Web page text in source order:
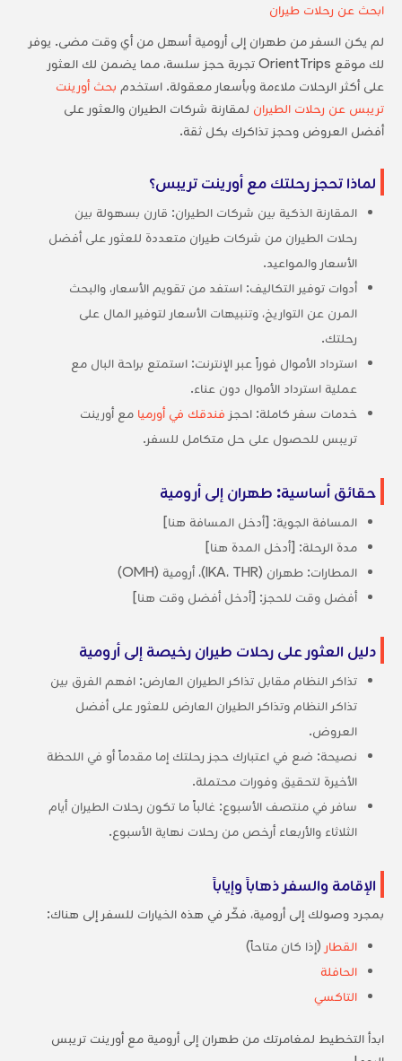
ابحث عن رحلات طيران
لم يكن السفر من طهران إلى أرومية أسهل من أي وقت مضى. يوفر
لك موقع OrientTrips تجربة حجز سلسة، مما يضمن لك العثور
على أكثر الرحلات ملاءمة وبأسعار معقولة. استخدم بحث أورينت
تريبس عن رحلات الطيران لمقارنة شركات الطيران والعثور على
أفضل العروض وحجز تذاكرك بكل ثقة.
لماذا تحجز رحلتك مع أورينت تريبس؟
المقارنة الذكية بين شركات الطيران: قارن بسهولة بين
رحلات الطيران من شركات طيران متعددة للعثور على أفضل
الأسعار والمواعيد.
أدوات توفير التكاليف: استفد من تقويم الأسعار، والبحث
المرن عن التواريخ، وتنبيهات الأسعار لتوفير المال على
رحلتك.
استرداد الأموال فوراً عبر الإنترنت: استمتع براحة البال مع
عملية استرداد الأموال دون عناء.
خدمات سفر كاملة: احجز فندقك في أورميا مع أورينت
تريبس للحصول على حل متكامل للسفر.
حقائق أساسية: طهران إلى أرومية
المسافة الجوية: [أدخل المسافة هنا]
مدة الرحلة: [أدخل المدة هنا]
المطارات: طهران (IKA، THR)، أرومية (OMH)
أفضل وقت للحجز: [أدخل أفضل وقت هنا]
دليل العثور على رحلات طيران رخيصة إلى أرومية
تذاكر النظام مقابل تذاكر الطيران العارض: افهم الفرق بين
تذاكر النظام وتذاكر الطيران العارض للعثور على أفضل
العروض.
نصيحة: ضع في اعتبارك حجز رحلتك إما مقدماً أو في اللحظة
الأخيرة لتحقيق وفورات محتملة.
سافر في منتصف الأسبوع: غالباً ما تكون رحلات الطيران أيام
الثلاثاء والأربعاء أرخص من رحلات نهاية الأسبوع.
الإقامة والسفر ذهاباً وإياباً
بمجرد وصولك إلى أرومية، فكّر في هذه الخيارات للسفر إلى هناك:
القطار (إذا كان متاحاً)
الحافلة
التاكسي
ابدأ التخطيط لمغامرتك من طهران إلى أرومية مع أورينت تريبس